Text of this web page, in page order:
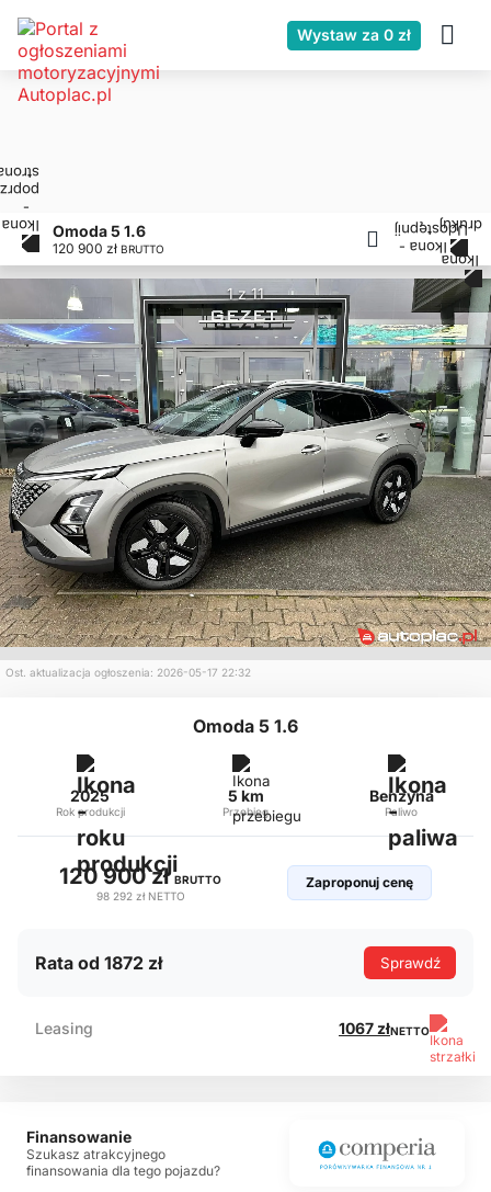
Wystaw za 0 zł
Omoda 5 1.6
120 900 zł BRUTTO
1 z 11
Ost. aktualizacja ogłoszenia: 2026-05-17 22:32
Omoda 5 1.6
2025
Rok produkcji
5 km
Przebieg
Benzyna
Paliwo
120 900 złBRUTTO
98 292 zł NETTO
Zaproponuj cenę
Rata od 1872 zł Sprawdź
Leasing 1067 złNETTO
Finansowanie
Szukasz atrakcyjnego
finansowania dla tego pojazdu?